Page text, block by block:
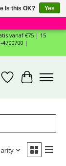
×
vanaf €75 | 15
|
WishlistCart
Is this OK?
Yes